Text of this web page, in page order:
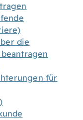
die
für